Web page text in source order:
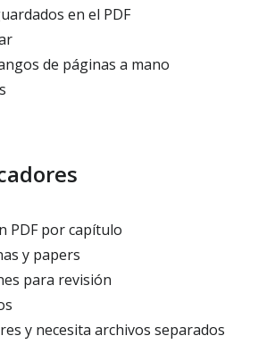
en el PDF
de páginas a mano
PDF por capítulo
y papers
para revisión
y necesita archivos separados